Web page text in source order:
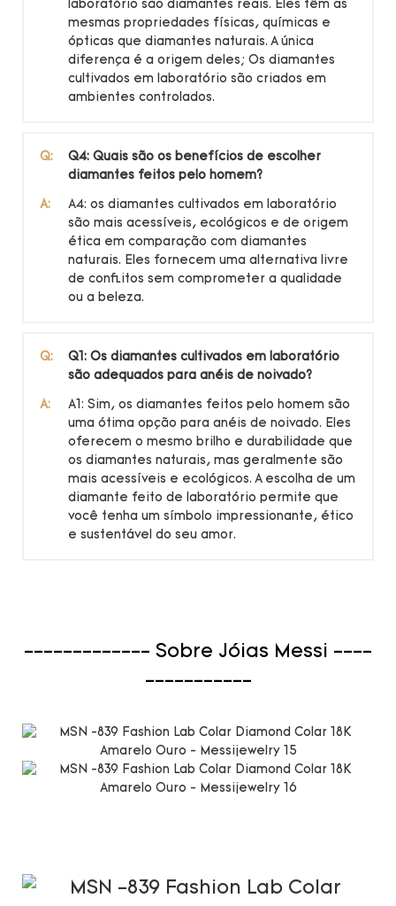
laboratório são diamantes reais. Eles têm as
mesmas propriedades físicas, químicas e
ópticas que diamantes naturais. A única
diferença é a origem deles; Os diamantes
cultivados em laboratório são criados em
ambientes controlados.
Q:
Q4: Quais são os benefícios de escolher
diamantes feitos pelo homem?
A:
A4: os diamantes cultivados em laboratório
são mais acessíveis, ecológicos e de origem
ética em comparação com diamantes
naturais. Eles fornecem uma alternativa livre
de conflitos sem comprometer a qualidade
ou a beleza.
Q:
Q1: Os diamantes cultivados em laboratório
são adequados para anéis de noivado?
A:
A1: Sim, os diamantes feitos pelo homem são
uma ótima opção para anéis de noivado. Eles
oferecem o mesmo brilho e durabilidade que
os diamantes naturais, mas geralmente são
mais acessíveis e ecológicos. A escolha de um
diamante feito de laboratório permite que
você tenha um símbolo impressionante, ético
e sustentável do seu amor.
------------- Sobre Jóias Messi ----
-----------